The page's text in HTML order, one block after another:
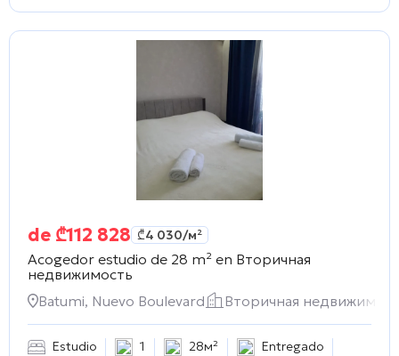
de ₾112 828 ₾4 030/м²
Acogedor estudio de 28 m² en Вторичная
недвижимость
Batumi, Nuevo Boulevard
Вторичная
Estudio 1 28м² Entregado